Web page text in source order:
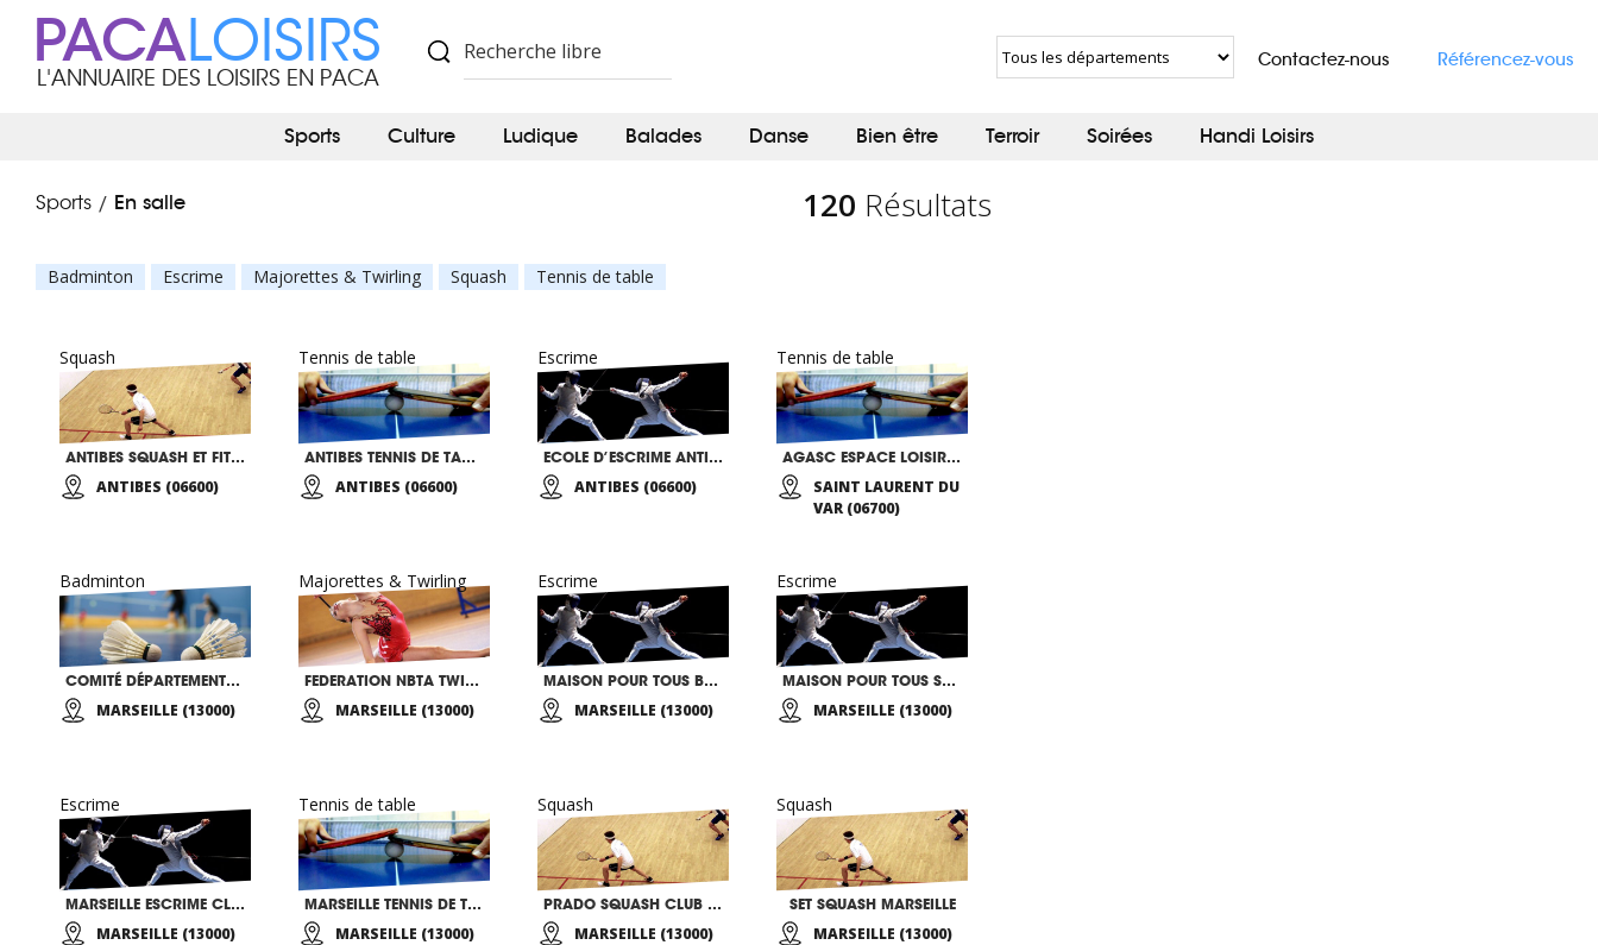
PACALOISIRS
L'ANNUAIRE DES LOISIRS EN PACA
Contactez-nous Référencez-vous
Sports Culture Ludique Balades Danse Bien être Terroir Soirées Handi Loisirs
Sports / En salle 120 Résultats
Badminton Escrime Majorettes & Twirling Squash Tennis de table
Squash
ANTIBES SQUASH ET FITNESS CLUB
ANTIBES (06600)
Tennis de table
ANTIBES TENNIS DE TABLE
ANTIBES (06600)
Escrime
ECOLE D’ESCRIME ANTIBES
ANTIBES (06600)
Tennis de table
AGASC ESPACE LOISIRS DES JAQUONS CLSH
SAINT LAURENT DU
VAR (06700)
Badminton
COMITÉ DÉPARTEMENTAL 13 DE BADMINTON
MARSEILLE (13000)
Majorettes & Twirling
FEDERATION NBTA TWIRLING BATON
MARSEILLE (13000)
Escrime
MAISON POUR TOUS BONNEVEINE
MARSEILLE (13000)
Escrime
MAISON POUR TOUS SAINT BARNABE
MARSEILLE (13000)
Escrime
MARSEILLE ESCRIME CLUB
MARSEILLE (13000)
Tennis de table
MARSEILLE TENNIS DE TABLE
MARSEILLE (13000)
Squash
PRADO SQUASH CLUB COMPETITION
MARSEILLE (13000)
Squash
SET SQUASH MARSEILLE
MARSEILLE (13000)